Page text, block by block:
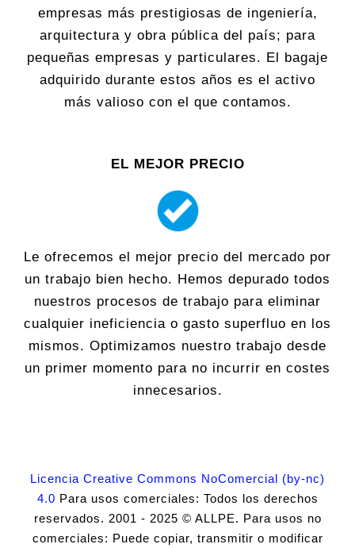
empresas más prestigiosas de ingeniería,
arquitectura y obra pública del país; para
pequeñas empresas y particulares. El bagaje
adquirido durante estos años es el activo
más valioso con el que contamos.
EL MEJOR PRECIO
Le ofrecemos el mejor precio del mercado por
un trabajo bien hecho. Hemos depurado todos
nuestros procesos de trabajo para eliminar
cualquier ineficiencia o gasto superfluo en los
mismos. Optimizamos nuestro trabajo desde
un primer momento para no incurrir en costes
innecesarios.
Licencia Creative Commons NoComercial (by-nc)
4.0 Para usos comerciales: Todos los derechos
reservados. 2001 - 2025 © ALLPE. Para usos no
comerciales: Puede copiar, transmitir o modificar